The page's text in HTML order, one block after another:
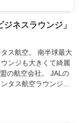
ネスラウンジ」
ス航空。 南半球最大
ンジも大きくて綺麗
の航空会社。 JALの
タス航空ラウンジ...